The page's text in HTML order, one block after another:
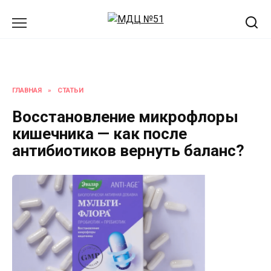
ГЛАВНАЯ » СТАТЬИ
Восстановление микрофлоры
кишечника — как после
антибиотиков вернуть баланс?